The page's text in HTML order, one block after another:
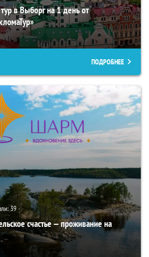
в Выборг на 1 день от
ПОДРОБНЕЕ
39
счастье — проживание на